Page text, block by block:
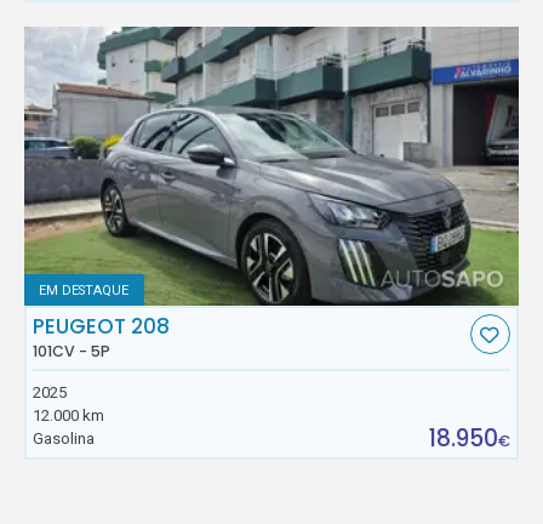
EM DESTAQUE
PEUGEOT 208
101CV - 5P
2025
12.000 km
Gasolina
18.950€